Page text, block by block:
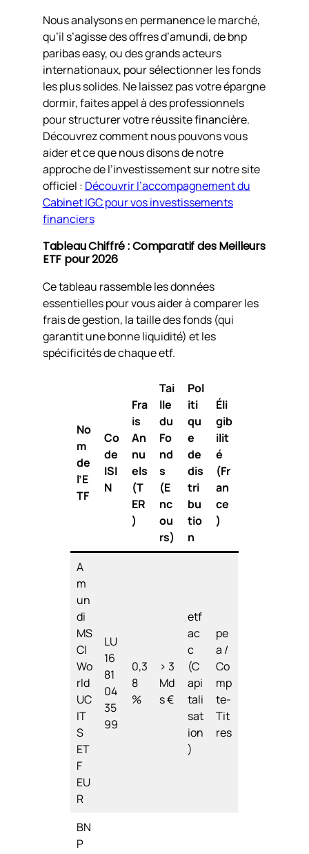
Nous analysons en permanence le marché,
qu’il s’agisse des offres d’amundi, de bnp
paribas easy, ou des grands acteurs
internationaux, pour sélectionner les fonds
les plus solides. Ne laissez pas votre épargne
dormir, faites appel à des professionnels
pour structurer votre réussite financière.
Découvrez comment nous pouvons vous
aider et ce que nous disons de notre
approche de l’investissement sur notre site
officiel : Découvrir l’accompagnement du
Cabinet IGC pour vos investissements
financiers
Tableau Chiffré : Comparatif des Meilleurs
ETF pour 2026
Ce tableau rassemble les données
essentielles pour vous aider à comparer les
frais de gestion, la taille des fonds (qui
garantit une bonne liquidité) et les
spécificités de chaque etf.
No
m
de
l’E
TF
Co
de
ISI
N
Fra
is
An
nu
els
(T
ER
)
Tai
lle
du
Fo
nd
s
(E
nc
ou
rs)
Pol
iti
qu
e
de
dis
tri
bu
tio
n
Éli
gib
ilit
é
(Fr
an
ce
)
A
m
un
di
MS
CI
Wo
rld
UC
IT
S
ET
F
EU
R
LU
16
81
04
35
99
0,3
8
%
> 3
Md
s €
etf
ac
c
(C
api
tali
sat
ion
)
pe
a /
Co
mp
te-
Tit
res
BN
P